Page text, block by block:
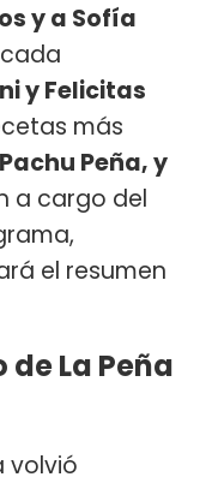
y a Sofía
y Felicitas
más
Peña, y
a cargo del
el resumen
La Peña
volvió